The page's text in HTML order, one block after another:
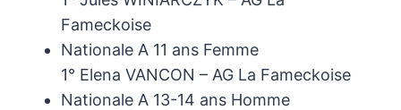
Fameckoise
Nationale A 11 ans Femme
1° Elena VANCON – AG La Fameckoise
Nationale A 13-14 ans Homme